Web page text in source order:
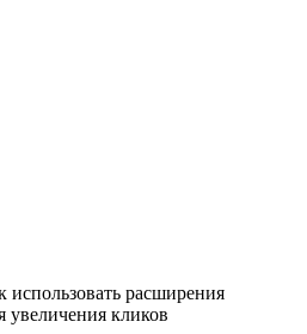
использовать расширения
увеличения кликов